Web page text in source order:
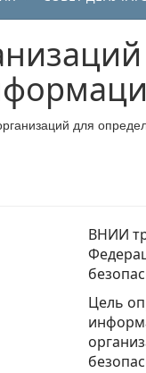
для
ВНИИ
Цель